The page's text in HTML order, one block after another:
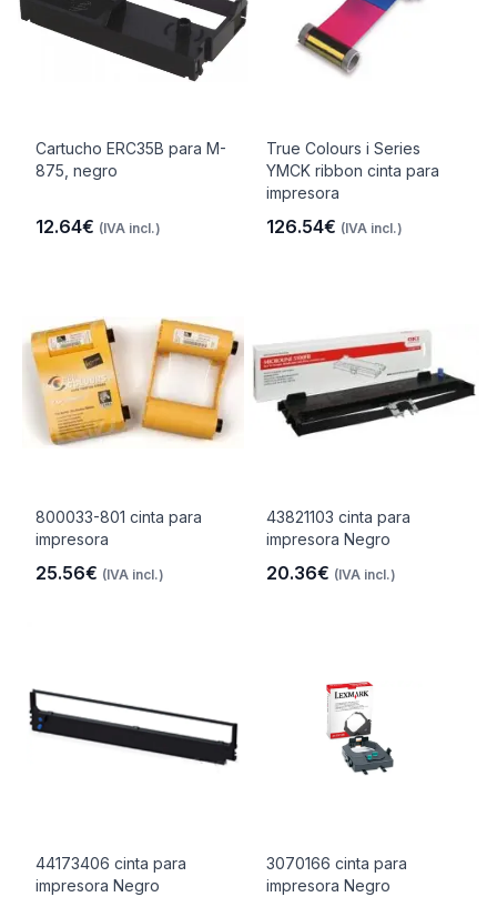
Cartucho ERC35B para M-
875, negro
12.64€ (IVA incl.)
True Colours i Series
YMCK ribbon cinta para
impresora
126.54€ (IVA incl.)
800033-801 cinta para
impresora
25.56€ (IVA incl.)
43821103 cinta para
impresora Negro
20.36€ (IVA incl.)
44173406 cinta para
impresora Negro
3070166 cinta para
impresora Negro